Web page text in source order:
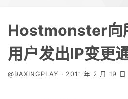
标签
关于
Hostmonster向
用户发出IP变更
@DAXINGPLAY · 2011 年 2 月 19 日